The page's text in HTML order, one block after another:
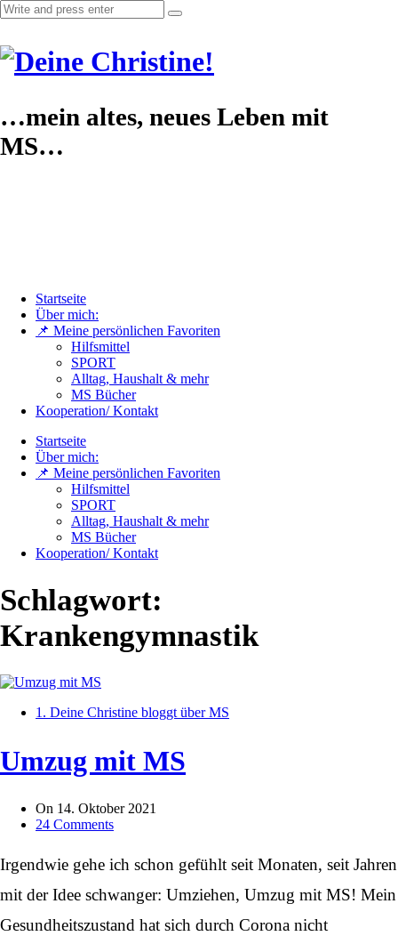
…mein altes, neues Leben mit
MS…
Startseite
Über mich:
📌 Meine persönlichen Favoriten
Hilfsmittel
SPORT
Alltag, Haushalt & mehr
MS Bücher
Kooperation/ Kontakt
Startseite
Über mich:
📌 Meine persönlichen Favoriten
Hilfsmittel
SPORT
Alltag, Haushalt & mehr
MS Bücher
Kooperation/ Kontakt
Schlagwort:
Krankengymnastik
1. Deine Christine bloggt über MS
Umzug mit MS
On 14. Oktober 2021
24 Comments
Irgendwie gehe ich schon gefühlt seit Monaten, seit Jahren
mit der Idee schwanger: Umziehen, Umzug mit MS! Mein
Gesundheitszustand hat sich durch Corona nicht